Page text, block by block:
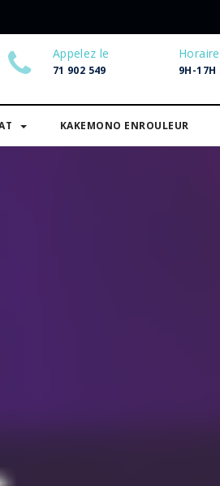
Appelez le
71 902 549 9H-17H
KAKEMONO ENROULEUR